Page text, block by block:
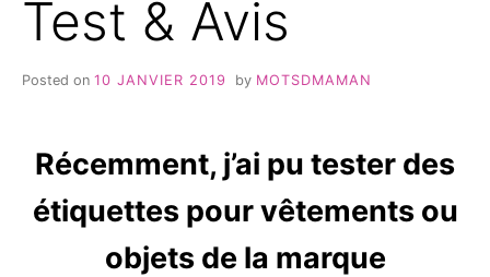
Test & Avis
Posted on 10 JANVIER 2019 by MOTSDMAMAN
Récemment, j’ai pu tester des
étiquettes pour vêtements ou
objets de la marque